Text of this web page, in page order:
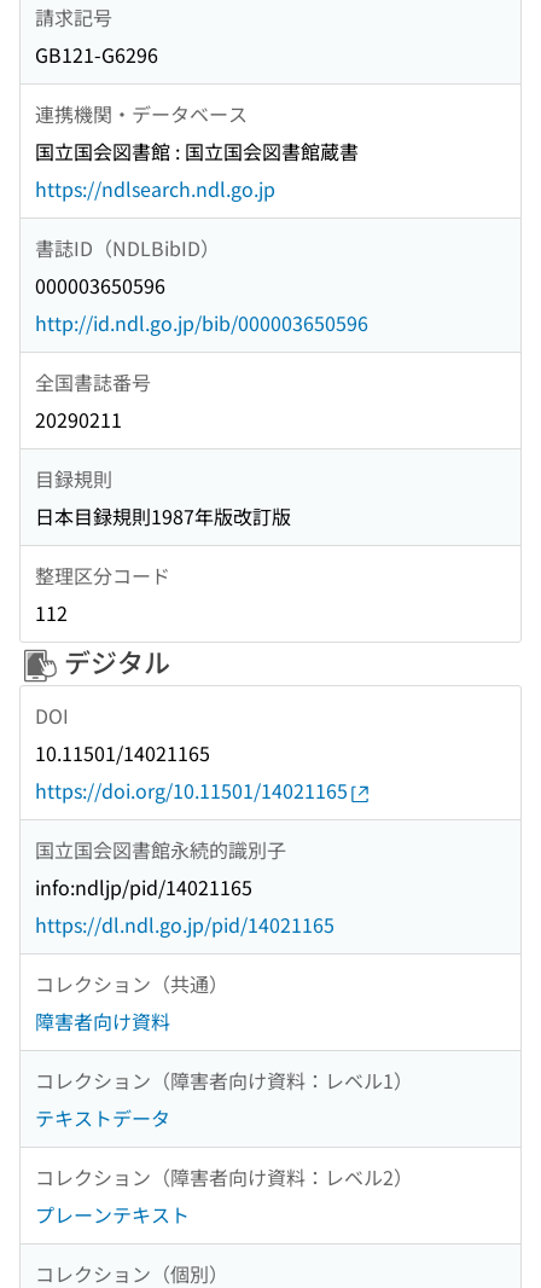
請求記号
GB121-G6296
連携機関・データベース
国立国会図書館 : 国立国会図書館蔵書
https://ndlsearch.ndl.go.jp
書誌ID（NDLBibID）
000003650596
http://id.ndl.go.jp/bib/000003650596
全国書誌番号
20290211
目録規則
日本目録規則1987年版改訂版
整理区分コード
112
デジタル
DOI
10.11501/14021165
https://doi.org/10.11501/14021165
国立国会図書館永続的識別子
info:ndljp/pid/14021165
https://dl.ndl.go.jp/pid/14021165
コレクション（共通）
障害者向け資料
コレクション（障害者向け資料：レベル1）
テキストデータ
コレクション（障害者向け資料：レベル2）
プレーンテキスト
コレクション（個別）